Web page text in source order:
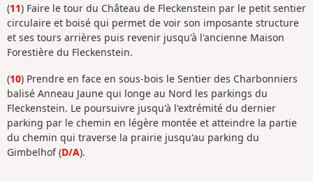
(11) Faire le tour du Château de Fleckenstein par le petit sentier
circulaire et boisé qui permet de voir son imposante structure
et ses tours arrières puis revenir jusqu'à l'ancienne Maison
Forestière du Fleckenstein.
(10) Prendre en face en sous-bois le Sentier des Charbonniers
balisé Anneau Jaune qui longe au Nord les parkings du
Fleckenstein. Le poursuivre jusqu'à l'extrémité du dernier
parking par le chemin en légère montée et atteindre la partie
du chemin qui traverse la prairie jusqu'au parking du
Gimbelhof (D/A).